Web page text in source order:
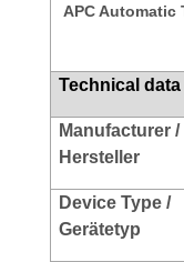
APC Automatic
Technical
Manufacturer /
Hersteller
Device Type /
Gerätetyp